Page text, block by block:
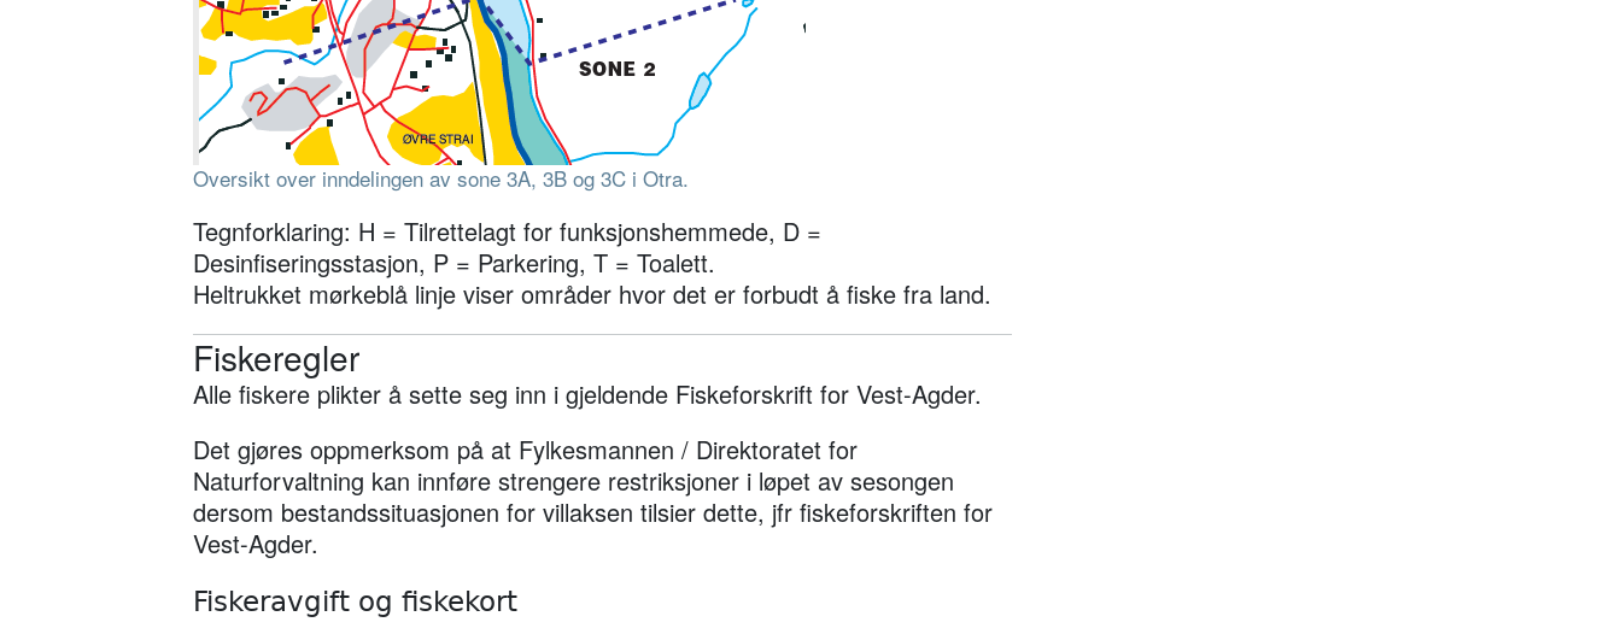
Oversikt over inndelingen av sone 3A, 3B og 3C i Otra.
Tegnforklaring: H = Tilrettelagt for funksjonshemmede, D =
Desinfiseringsstasjon, P = Parkering, T = Toalett.
Heltrukket mørkeblå linje viser områder hvor det er forbudt å fiske fra land.
Fiskeregler
Alle fiskere plikter å sette seg inn i gjeldende Fiskeforskrift for Vest-Agder.
Det gjøres oppmerksom på at Fylkesmannen / Direktoratet for
Naturforvaltning kan innføre strengere restriksjoner i løpet av sesongen
dersom bestandssituasjonen for villaksen tilsier dette, jfr fiskeforskriften for
Vest-Agder.
Fiskeravgift og fiskekort